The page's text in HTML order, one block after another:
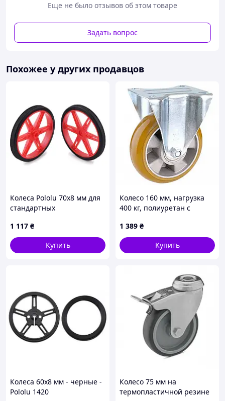
Еще не было отзывов об этом товаре
Задать вопрос
Похожее у других продавцов
Колеса Pololu 70x8 мм для
стандартных
мм 25T (красные)
1 117 ₴
Купить
Колесо 160 мм, нагрузка
400 кг, полиуретан с
стандартним
кронштейном
1 389 ₴
Купить
Колеса 60x8 мм - черные -
Pololu 1420
Колесо 75 мм на
термопластичной резине